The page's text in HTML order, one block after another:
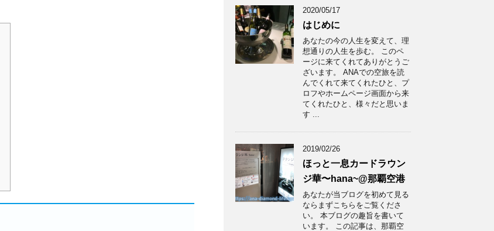
2020/05/17
はじめに
あなたの今の人生を変えて、理
想通りの人生を歩む。 このペ
ージに来てくれてありがとうご
ざいます。 ANAでの空旅を読
んでくれて来てくれたひと、プ
ロフやホームページ画面から来
てくれたひと、様々だと思いま
す ...
2019/02/26
ほっと一息カードラウン
ジ華〜hana~@那覇空港
あなたが当ブログを初めて見る
ならまずこちらをご覧くださ
い。 本ブログの趣旨を書いて
います。 この記事は、那覇空